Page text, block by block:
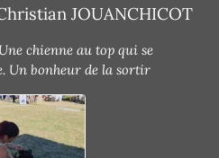
JOUANCHICOT
chienne au top qui se
Un bonheur de la sortir